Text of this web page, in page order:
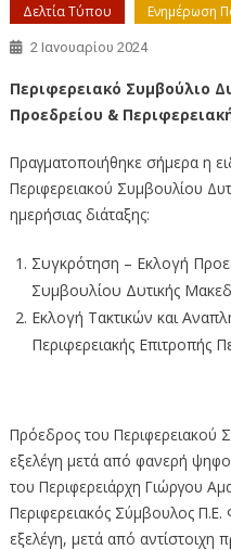
Δελτία Τύπου Ενημέρωση
2 Ιανουαρίου 2024
Περιφερειακό Συμβούλιο
Προεδρείου &
Πραγματοποιήθηκε σήμερα η
Περιφερειακού Συμβουλίου
ημερήσιας διάταξης:
Συγκρότηση – Εκλογή
Συμβουλίου Δυτικής
Εκλογή Τακτικών και
Περιφερειακής Επιτροπής
Πρόεδρος του Περιφερειακού
εξελέγη μετά από φανερή
του Περιφερειάρχη Γιώργου
Περιφερειακός Σύμβουλος
εξελέγη, μετά από αντίστοιχη